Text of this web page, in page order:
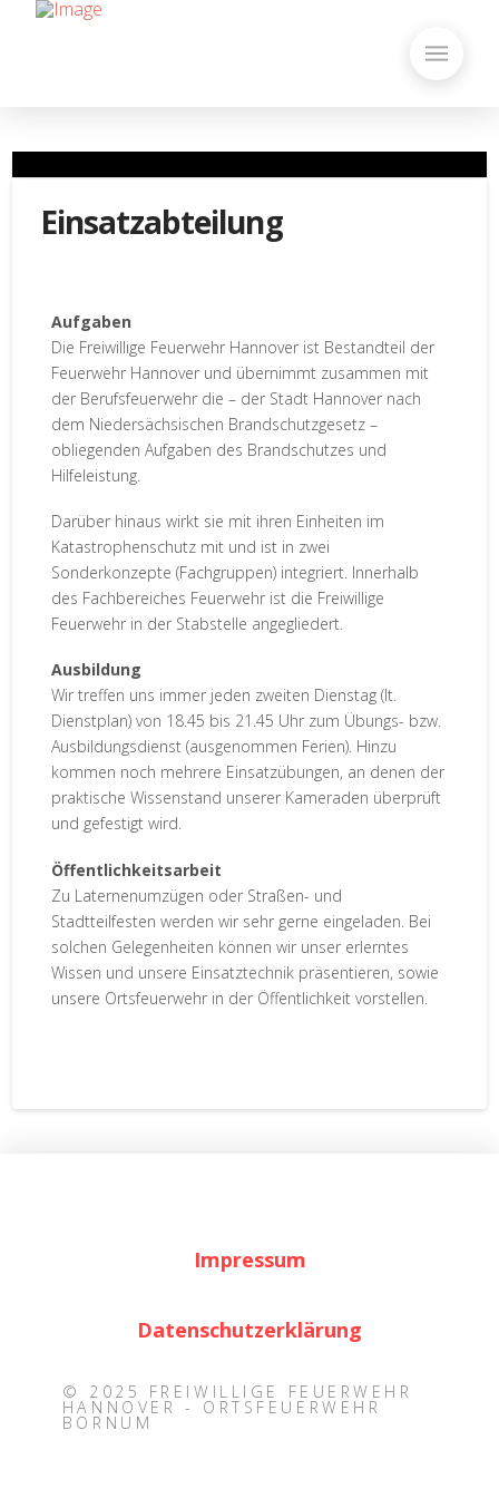
Einsatzabteilung
Aufgaben
Die Freiwillige Feuerwehr Hannover ist Bestandteil der
Feuerwehr Hannover und übernimmt zusammen mit
der Berufsfeuerwehr die – der Stadt Hannover nach
dem Niedersächsischen Brandschutzgesetz –
obliegenden Aufgaben des Brandschutzes und
Hilfeleistung.
Darüber hinaus wirkt sie mit ihren Einheiten im
Katastrophenschutz mit und ist in zwei
Sonderkonzepte (Fachgruppen) integriert. Innerhalb
des Fachbereiches Feuerwehr ist die Freiwillige
Feuerwehr in der Stabstelle angegliedert.
Ausbildung
Wir treffen uns immer jeden zweiten Dienstag (lt.
Dienstplan) von 18.45 bis 21.45 Uhr zum Übungs- bzw.
Ausbildungsdienst (ausgenommen Ferien). Hinzu
kommen noch mehrere Einsatzübungen, an denen der
praktische Wissenstand unserer Kameraden überprüft
und gefestigt wird.
Öffentlichkeitsarbeit
Zu Laternenumzügen oder Straßen- und
Stadtteilfesten werden wir sehr gerne eingeladen. Bei
solchen Gelegenheiten können wir unser erlerntes
Wissen und unsere Einsatztechnik präsentieren, sowie
unsere Ortsfeuerwehr in der Öffentlichkeit vorstellen.
Impressum
Datenschutzerklärung
© 2025 FREIWILLIGE FEUERWEHR
HANNOVER - ORTSFEUERWEHR
BORNUM